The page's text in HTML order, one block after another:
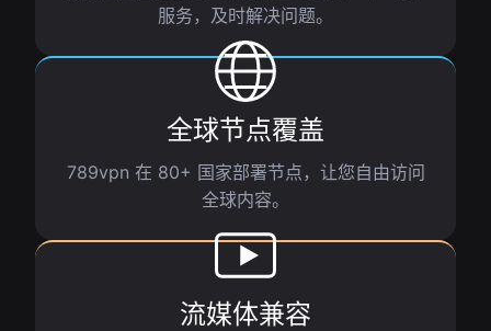
服务，及时解决问题。
全球节点覆盖
789vpn 在 80+ 国家部署节点，让您自由访问
全球内容。
流媒体兼容